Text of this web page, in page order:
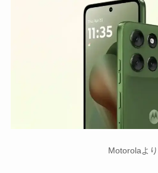
Motorolaより